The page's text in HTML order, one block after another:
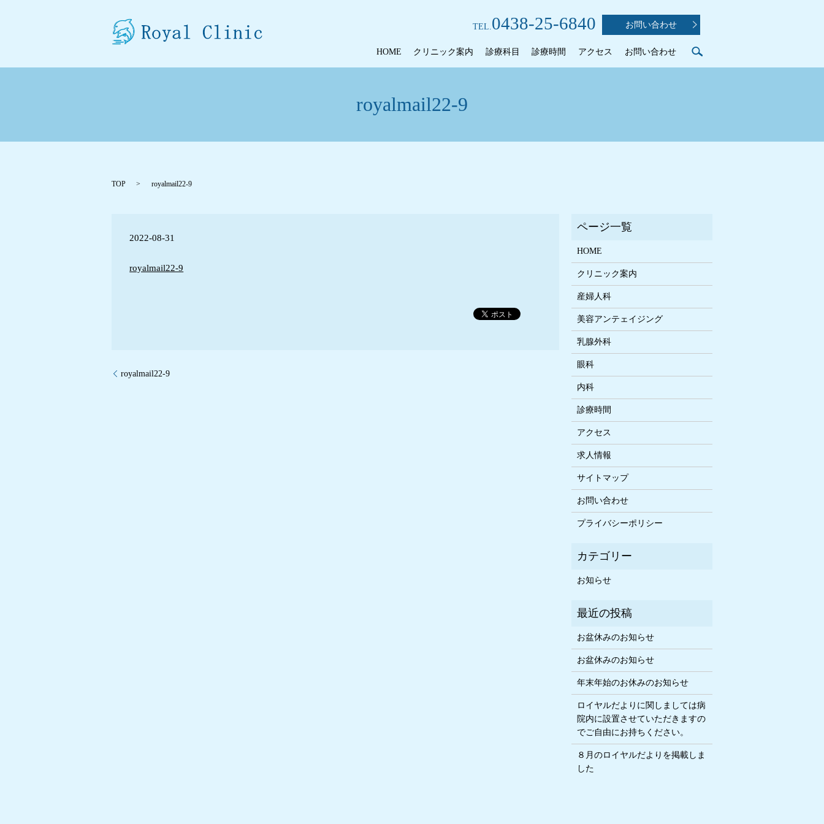
TEL.0438-25-6840 お問い合わせ
HOME クリニック案内 診療科目 診療時間 アクセス お問い合わせ
royalmail22-9
TOP royalmail22-9
2022-08-31
royalmail22-9
royalmail22-9
HOME
クリニック案内
産婦人科
美容アンテェイジング
乳腺外科
眼科
内科
診療時間
アクセス
求人情報
サイトマップ
お問い合わせ
プライバシーポリシー
お知らせ
お盆休みのお知らせ
お盆休みのお知らせ
年末年始のお休みのお知らせ
ロイヤルだよりに関しましては病
院内に設置させていただきますの
でご自由にお持ちください。
８月のロイヤルだよりを掲載しま
した